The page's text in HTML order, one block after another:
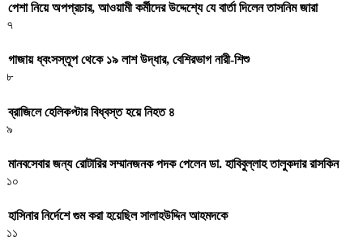
পেশা নিয়ে অপপ্রচার, আওয়ামী কর্মীদের উদ্দেশ্যে যে বার্তা দিলেন তাসনিম জারা
৭
গাজায় ধ্বংসস্তূপ থেকে ১৯ লাশ উদ্ধার, বেশিরভাগ নারী-শিশু
৮
ব্রাজিলে হেলিকপ্টার বিধ্বস্ত হয়ে নিহত ৪
৯
মানবসেবার জন্য রোটারির সম্মানজনক পদক পেলেন ডা. হাবিবুল্লাহ তালুকদার রাসকিন
১০
হাসিনার নির্দেশে গুম করা হয়েছিল সালাহউদ্দিন আহমদকে
১১